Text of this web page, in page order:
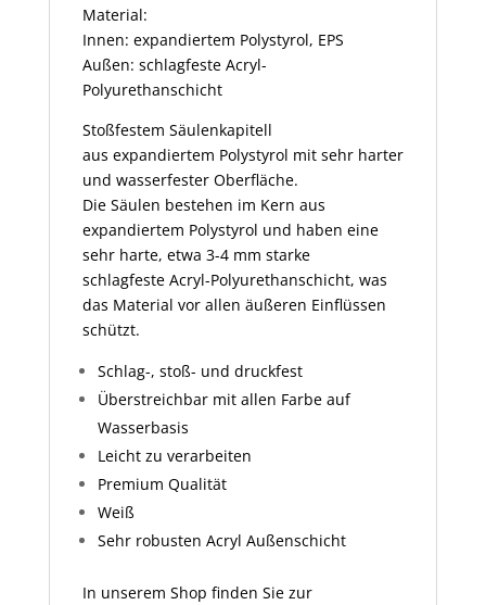
Material:
Innen: expandiertem Polystyrol, EPS
Außen: schlagfeste Acryl-
Polyurethanschicht
Stoßfestem Säulenkapitell
aus expandiertem Polystyrol mit sehr harter
und wasserfester Oberfläche.
Die Säulen bestehen im Kern aus
expandiertem Polystyrol und haben eine
sehr harte, etwa 3-4 mm starke
schlagfeste Acryl-Polyurethanschicht, was
das Material vor allen äußeren Einflüssen
schützt.
Schlag-, stoß- und druckfest
Überstreichbar mit allen Farbe auf
Wasserbasis
Leicht zu verarbeiten
Premium Qualität
Weiß
Sehr robusten Acryl Außenschicht
In unserem Shop finden Sie zur